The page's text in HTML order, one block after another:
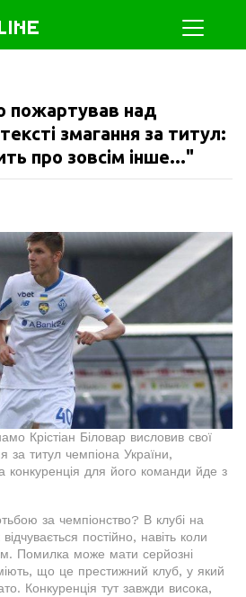
пожартував над
змагання за титул:
про зовсім інше..."
Крістіан Біловар висловив свої
за титул чемпіона України,
для його команди йде з
за чемпіонство? В клубі на
постійно, навіть коли
Помилка може мати серйозні
що це престижний клуб, у який
Конкуренція тут завжди висока,